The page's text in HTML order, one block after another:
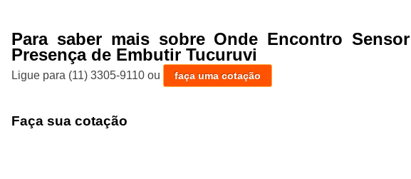
Para saber mais sobre Onde Encontro
Presença de Embutir Tucuruvi
Ligue para (11) 3305-9110 ou faça uma cotação
Faça sua cotação